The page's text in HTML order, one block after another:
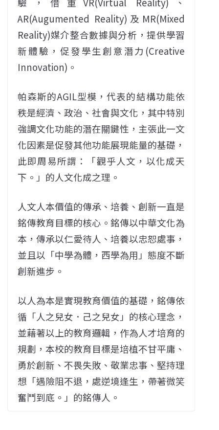
AR(Augumented Reality)及MR(Mixed
Reality)媒介整合數據與分析，提供學習
新體驗，促發學生創意潛力(Creative
Innovation)。
帕森斯的AGIL型模，代表的結構功能依
秩是經濟、政治、社會與文化，其中特別
強調文化功能的潛在關鍵性，主張此一文
化因素是促發其他功能展現能量的基礎，
此即周易所謂：「觀乎人文，以化成天
下。」的人文化成之理。
人文人本價值的傳承、培養、創新一直是
銘傳教育目標的核心。銘傳以中華文化為
本，傳承以仁愛待人、培養以忠恕處事，
並且以「中學為體，西學為用」態度不斷
創新進步。
以人為本是實現教育價值的基礎，銘傳依
循「人之兒女．己之兒女」的核心理念，
並藉著以上的教育邏輯，作為人才培育的
規劃，本校的教育目標是培植不甘平庸、
勇於創新、不畏失敗、敬業忠事、堅持理
想「遇險阻不退，處逆境逢生，帶著微笑
奮鬥到底。」的銘傳人。